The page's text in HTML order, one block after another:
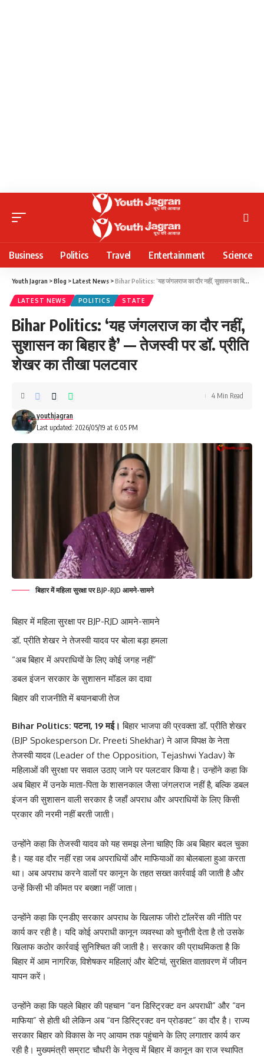
Business Politics Travel Entertainment Science
Youth Jagran >Blog >Latest News >Bihar Politics: ‘यह जंगलराज का दौर नहीं, सुशासन का बिहार है’ — तेजस्वी पर डॉ. प्रीति शेखर का तीखा पलटवार
LATEST NEWS POLITICS STATE
Bihar Politics: ‘यह जंगलराज का दौर नहीं,
सुशासन का बिहार है’ — तेजस्वी पर डॉ. प्रीति
शेखर का तीखा पलटवार
Last updated: 2026/05/19 at 6:05 PM
youthjagran
4 Min Read
बिहार में महिला सुरक्षा पर BJP-RJD आमने-सामने
बिहार में महिला सुरक्षा पर BJP-RJD आमने-सामने
डॉ. प्रीति शेखर ने तेजस्वी यादव पर बोला बड़ा हमला
“अब बिहार में अपराधियों के लिए कोई जगह नहीं”
डबल इंजन सरकार के सुशासन मॉडल का दावा
बिहार की राजनीति में बयानबाजी तेज
Bihar Politics: पटना, 19 मई। बिहार भाजपा की प्रवक्ता डॉ. प्रीति शेखर
(BJP Spokesperson Dr. Preeti Shekhar) ने आज विपक्ष के नेता
तेजस्वी यादव (Leader of the Opposition, Tejashwi Yadav) के
महिलाओं की सुरक्षा पर सवाल उठाए जाने पर पलटवार किया है। उन्होंने कहा कि
अब बिहार में उनके माता-पिता के शासनकाल जैसा जंगलराज नहीं है, बल्कि डबल
इंजन की सुशासन वाली सरकार है जहाँ अपराध और अपराधियों के लिए किसी
प्रकार की नरमी नहीं बरती जाती।
‎उन्होंने कहा कि तेजस्वी यादव को यह समझ लेना चाहिए कि अब बिहार बदल चुका
है। यह वह दौर नहीं रहा जब अपराधियों और माफियाओं का बोलबाला हुआ करता
था। अब अपराध करने वालों पर कानून के तहत सख्त कार्रवाई की जाती है और
उन्हें किसी भी कीमत पर बख्शा नहीं जाता।
‎उन्होंने कहा कि एनडीए सरकार अपराध के खिलाफ जीरो टॉलरेंस की नीति पर
कार्य कर रही है। यदि कोई अपराधी कानून व्यवस्था को चुनौती देता है तो उसके
खिलाफ कठोर कार्रवाई सुनिश्चित की जाती है। सरकार की प्राथमिकता है कि
बिहार में आम नागरिक, विशेषकर महिलाएं और बेटियां, सुरक्षित वातावरण में जीवन
यापन करें।
‎उन्होंने कहा कि पहले बिहार की पहचान “वन डिस्ट्रिक्ट वन अपराधी” और “वन
माफिया” से होती थी लेकिन अब “वन डिस्ट्रिक्ट वन प्रोडक्ट” का दौर है। राज्य
सरकार बिहार को विकास के नए आयाम तक पहुंचाने के लिए लगातार कार्य कर
रही है। मुख्यमंत्री सम्राट चौधरी के नेतृत्व में बिहार में कानून का राज स्थापित